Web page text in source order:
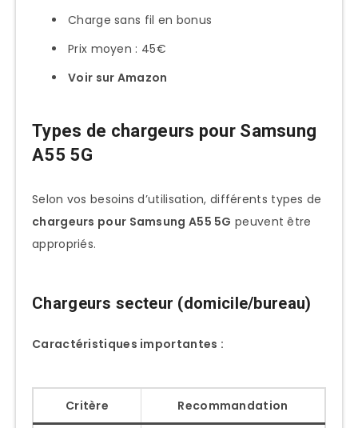
Charge sans fil en bonus
Prix moyen : 45€
Voir sur Amazon
Types de chargeurs pour Samsung
A55 5G
Selon vos besoins d’utilisation, différents types de
chargeurs pour Samsung A55 5G peuvent être
appropriés.
Chargeurs secteur (domicile/bureau)
Caractéristiques importantes :
Critère Recommandation